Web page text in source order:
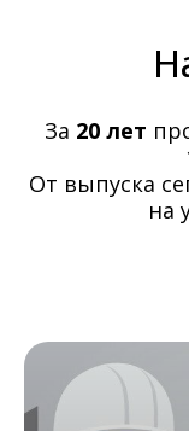
За 20 лет
От выпуска
на